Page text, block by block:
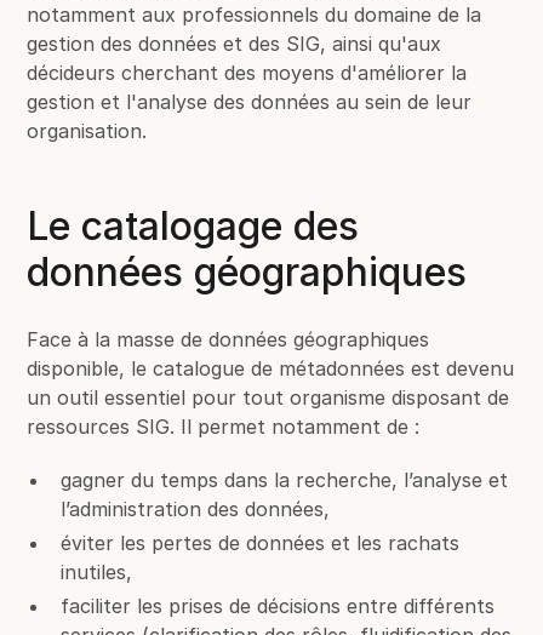
notamment aux professionnels du domaine de la
gestion des données et des SIG, ainsi qu'aux
décideurs cherchant des moyens d'améliorer la
gestion et l'analyse des données au sein de leur
organisation.
Le catalogage des
données géographiques
Face à la masse de données géographiques
disponible, le catalogue de métadonnées est devenu
un outil essentiel pour tout organisme disposant de
ressources SIG. Il permet notamment de :
gagner du temps dans la recherche, l’analyse et
l’administration des données,
éviter les pertes de données et les rachats
inutiles,
faciliter les prises de décisions entre différents